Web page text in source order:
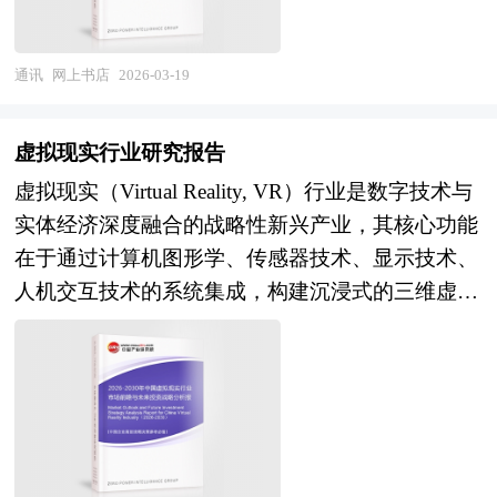
辑。 本研究咨询报告由中研普华咨询公司领衔撰
写，在大量周密的市场调研基础上，主要依据了国
国商业信息中心、中国经济景气监测中心、中国行
业研究网、全国及海外相关报刊杂志的基础信息以
及算力行业研究单位等公布和提供的大量资料。报
告对我国算力行业的供需状况、发展现状、子行业
发展变化等进行了分析，重点分析了国内外算力行
业的发展现状、如何面对行业的发展挑战、行业的
发展建议、行业竞争力，以及行业的投资分析和趋
势预测等等。报告还综合了算力行业的整体发展动
态，对行业在产品方面提供了参考建议和具体解决
办法。报告对于算力产品生产企业、经销商、行业
与生态化新阶段，企业不再满足于降本增效，而是
致力于打造“数字原生”的商业模式，实现产品服务
的智能化、用户体验的个性化、运营体系的自适应
型成为企业提升竞争力、应对市场不确定性的必由
之路，其内涵也不断演进为涵盖技术、数据、流
程、组织与生态的系统性工程，目标是构建一个以
数据为核心资产、以智能为关键能力、以用户为中
心的可持续发展新范式。 本研究咨询报告由中研
础上，主要依据了国家统计局、国家工信部、国家
商务部、国家发改委、国务院发展研究中心、数字
化协会、中国互联网协会、中国行业研究网、全国
及海外多种相关报刊杂志以及专业研究机构公布和
提供的大量资料，对中国数字化转型及各子行业的
质化竞争和流量依赖困境的创新模式，尤其关注那
些深度融合大数据推荐、个性化用户体验、私域流
量运营、智能选品系统以及线上线下融合
战和平台流量的网上书店不同，风险投资青睐的标
系、独特的内容IP运营能力或技术驱动的运营效率
优势。投资机构不仅提供资本支持，更会输出品牌
背书、产业资源协同、供应链优化方案及后续融资
指导，帮助企业跨越从“卖书”到“运营阅读生态”的
关键跃迁。 风险投资是在创业企业发展初期投入
风险资本，待其发育相对成熟后，通过市场退出机
制将所投入的资本由股权形态转化为资金形态，以
收回投资，取得高额风险收益。全球风险资本市场
已进入新一轮快速发展的周期。除了成熟投资热点
通讯 网上书店 2026-03-19
虚拟现实行业研究报告
虚拟现实（Virtual Reality, VR）行业是数字技术与
实体经济深度融合的战略性新兴产业，其核心功能
在于通过计算机图形学、传感器技术、显示技术、
人机交互技术的系统集成，构建沉浸式的三维虚拟
体验，实现人与虚拟世界的自然交互，为娱乐消
费、教育培训、工业设计、医疗健康等领域提供全
新的数字化解决方案。从产业范畴来看，虚拟现实
行业涵盖上游核心器件（光学显示模组、传感器、
芯片、显示屏、追踪定位系统），中游终端设备制